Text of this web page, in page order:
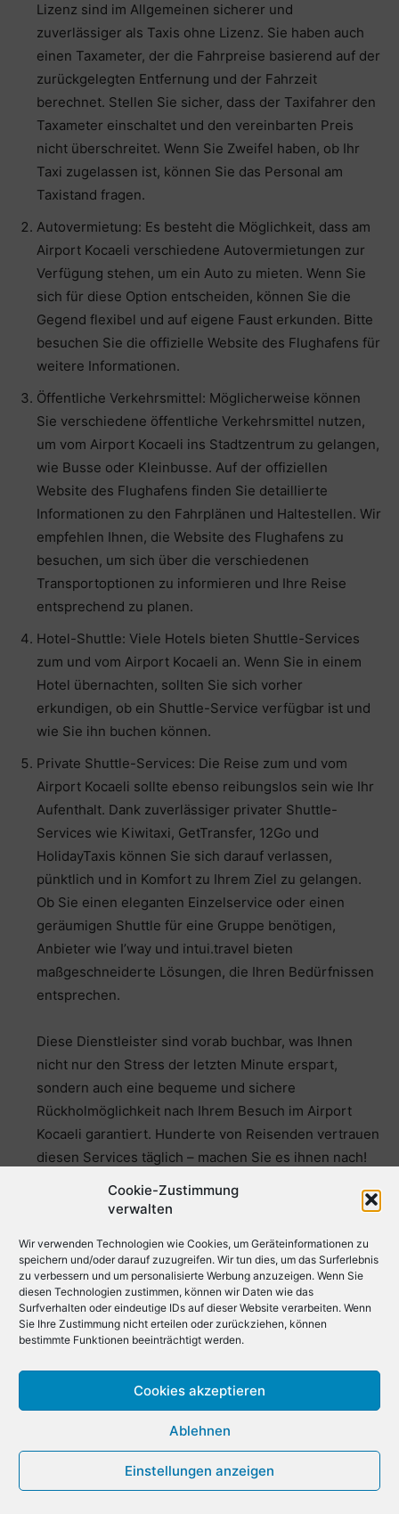
Cookie-Zustimmung
verwalten
Wir verwenden Technologien wie Cookies, um Geräteinformationen zu
speichern und/oder darauf zuzugreifen. Wir tun dies, um das Surferlebnis
zu verbessern und um personalisierte Werbung anzuzeigen. Wenn Sie
diesen Technologien zustimmen, können wir Daten wie das
Surfverhalten oder eindeutige IDs auf dieser Website verarbeiten. Wenn
Sie Ihre Zustimmung nicht erteilen oder zurückziehen, können
bestimmte Funktionen beeinträchtigt werden.
Cookies akzeptieren
Ablehnen
Einstellungen anzeigen
Lizenz sind im Allgemeinen sicherer und
zuverlässiger als Taxis ohne Lizenz. Sie haben auch
einen Taxameter, der die Fahrpreise basierend auf der
zurückgelegten Entfernung und der Fahrzeit
berechnet. Stellen Sie sicher, dass der Taxifahrer den
Taxameter einschaltet und den vereinbarten Preis
nicht überschreitet. Wenn Sie Zweifel haben, ob Ihr
Taxi zugelassen ist, können Sie das Personal am
Taxistand fragen.
Autovermietung: Es besteht die Möglichkeit, dass am
Airport Kocaeli verschiedene Autovermietungen zur
Verfügung stehen, um ein Auto zu mieten. Wenn Sie
sich für diese Option entscheiden, können Sie die
Gegend flexibel und auf eigene Faust erkunden. Bitte
besuchen Sie die offizielle Website des Flughafens für
weitere Informationen.
Öffentliche Verkehrsmittel: Möglicherweise können
Sie verschiedene öffentliche Verkehrsmittel nutzen,
um vom Airport Kocaeli ins Stadtzentrum zu gelangen,
wie Busse oder Kleinbusse. Auf der offiziellen
Website des Flughafens finden Sie detaillierte
Informationen zu den Fahrplänen und Haltestellen. Wir
empfehlen Ihnen, die Website des Flughafens zu
besuchen, um sich über die verschiedenen
Transportoptionen zu informieren und Ihre Reise
entsprechend zu planen.
Hotel-Shuttle: Viele Hotels bieten Shuttle-Services
zum und vom Airport Kocaeli an. Wenn Sie in einem
Hotel übernachten, sollten Sie sich vorher
erkundigen, ob ein Shuttle-Service verfügbar ist und
wie Sie ihn buchen können.
Private Shuttle-Services: Die Reise zum und vom
Airport Kocaeli sollte ebenso reibungslos sein wie Ihr
Aufenthalt. Dank zuverlässiger privater Shuttle-
Services wie Kiwitaxi, GetTransfer, 12Go und
HolidayTaxis können Sie sich darauf verlassen,
pünktlich und in Komfort zu Ihrem Ziel zu gelangen.
Ob Sie einen eleganten Einzelservice oder einen
geräumigen Shuttle für eine Gruppe benötigen,
Anbieter wie I’way und intui.travel bieten
maßgeschneiderte Lösungen, die Ihren Bedürfnissen
entsprechen.
Diese Dienstleister sind vorab buchbar, was Ihnen
nicht nur den Stress der letzten Minute erspart,
sondern auch eine bequeme und sichere
Rückholmöglichkeit nach Ihrem Besuch im Airport
Kocaeli garantiert. Hunderte von Reisenden vertrauen
diesen Services täglich – machen Sie es ihnen nach!
Wenn Sie sich für eine dieser Transfer-, Transfer- oder
reibungslos am Airport Kocaeli ankommen oder
abfliegen.
Wie finde ich eine günstige
Mietwagen am Airport Kocaeli?
Hier sind einige Tipps, wie Sie günstige Mietwagen oder
Mietwagen am Airport Kocaeli finden: